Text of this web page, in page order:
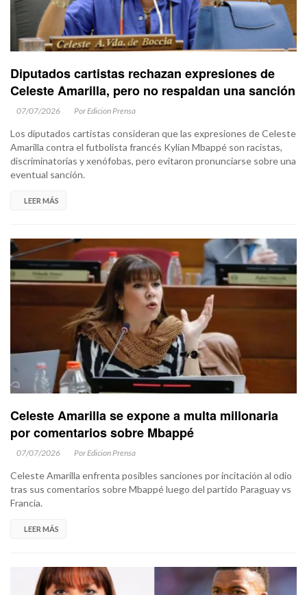
Diputados cartistas rechazan expresiones de
Celeste Amarilla, pero no respaldan una sanción
07/07/2026 Por Edicion Prensa
Los diputados cartistas consideran que las expresiones de Celeste
Amarilla contra el futbolista francés Kylian Mbappé son racistas,
discriminatorias y xenófobas, pero evitaron pronunciarse sobre una
eventual sanción.
LEER MÁS
Celeste Amarilla se expone a multa millonaria
por comentarios sobre Mbappé
07/07/2026 Por Edicion Prensa
Celeste Amarilla enfrenta posibles sanciones por incitación al odio
tras sus comentarios sobre Mbappé luego del partido Paraguay vs
Francia.
LEER MÁS